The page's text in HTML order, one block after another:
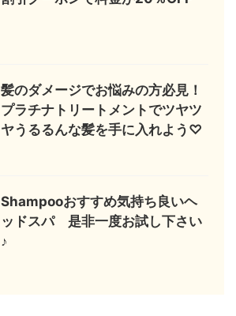
髪のダメージでお悩みの方必見！
プラチナトリートメントでツヤツ
ヤうるるんな髪を手に入れよう♡
Shampooおすすめ気持ち良いヘ
ッドスパ 是非一度お試し下さい
♪